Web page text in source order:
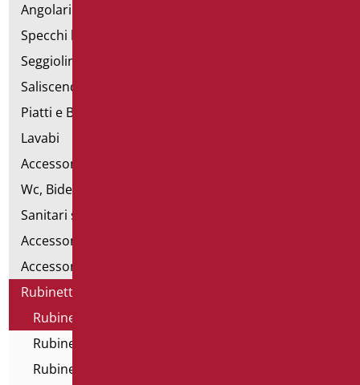
Angolari doccia e vasca
Specchi bagno
Seggiolini vasca e doccia
Saliscendi doccia di sostegno
Piatti e Box Doccia
Lavabi
Accessori per Lavabo
Wc, Bidet e pareti attrezzate
Sanitari speciali
Accessori per WC
Accessori bagno
Rubinetteria
Rubinetteria Home
Rubinetti All In One
Rubinetti elettronici